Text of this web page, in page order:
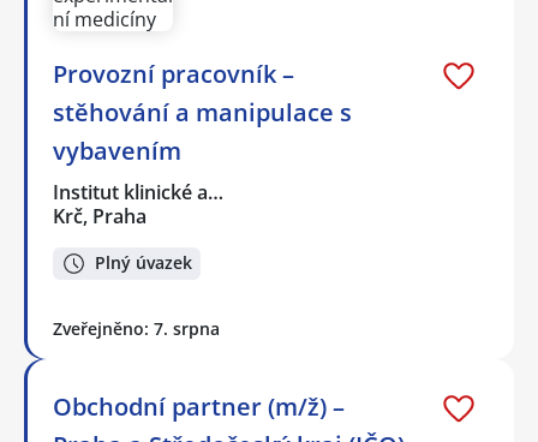
Provozní pracovník –
stěhování a manipulace s
vybavením
Institut klinické a…
Krč, Praha
Plný úvazek
Zveřejněno: 7. srpna
Obchodní partner (m/ž) –